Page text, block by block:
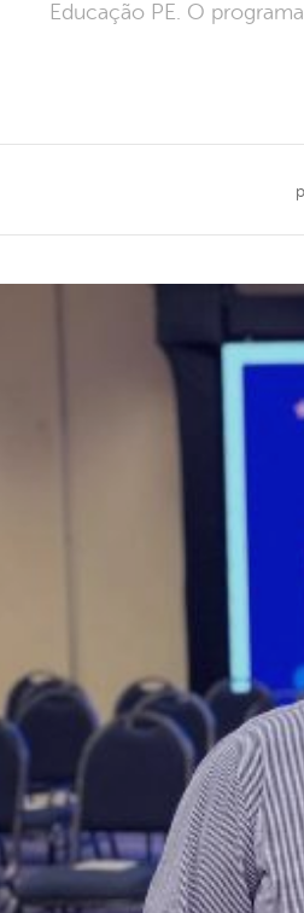
Educação PE. O